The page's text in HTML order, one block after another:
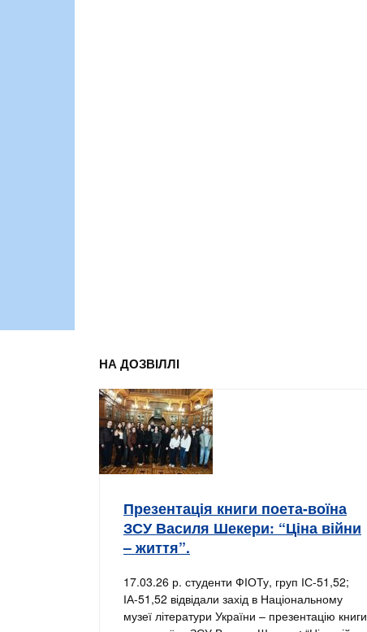
НА ДОЗВІЛЛІ
Презентація книги поета-воїна
ЗСУ Василя Шекери: “Ціна війни
– життя”.
17.03.26 р. студенти ФІОТу, груп ІС-51,52;
ІА-51,52 відвідали захід в Національному
музеї літератури України – презентацію книги